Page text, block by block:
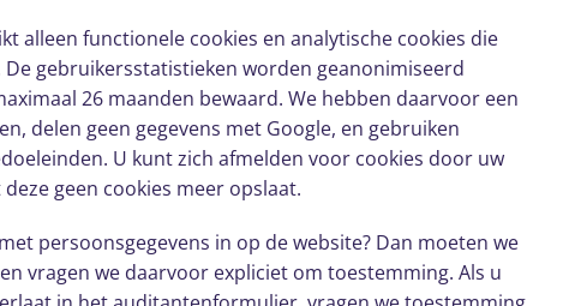
alleen functionele cookies en analytische cookies die
gebruikersstatistieken worden geanonimiseerd
26 maanden bewaard. We hebben daarvoor een
delen geen gegevens met Google, en gebruiken
U kunt zich afmelden voor cookies door uw
geen cookies meer opslaat.
persoonsgegevens in op de website? Dan moeten we
vragen we daarvoor expliciet om toestemming. Als u